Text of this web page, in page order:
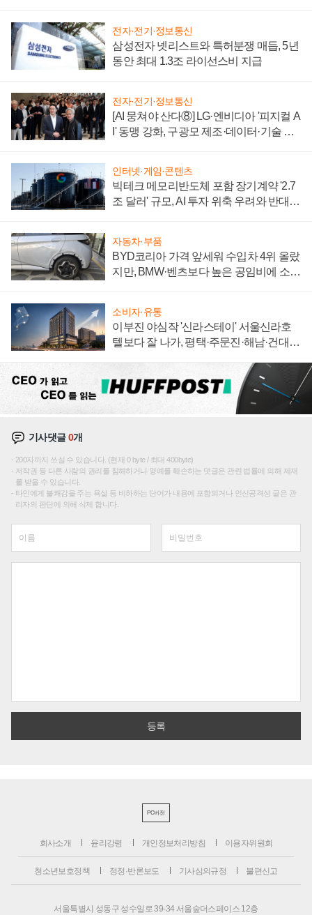
전자·전기·정보통신
삼성전자 넷리스트와 특허분쟁 매듭, 5년
동안 최대 1.3조 라이선스비 지급
전자·전기·정보통신
[AI 뭉쳐야 산다⑧] LG·엔비디아 '피지컬 A
I' 동맹 강화, 구광모 제조·데이터·기술 결
인터넷·게임·콘텐츠
빅테크 메모리반도체 포함 장기계약 '2.7
조 달러' 규모, AI 투자 위축 우려와 반대
자동차·부품
BYD코리아 가격 앞세워 수입차 4위 올랐
지만, BMW·벤츠보다 높은 공임비에 소비
소비자·유통
이부진 야심작 '신라스테이' 서울신라호
텔보다 잘 나가, 평택·주문진·해남·건대로
기사댓글0개
200자까지 쓰실 수 있습니다. (현재 0 byte / 최대 400byte)
저작권 등 다른 사람의 권리를 침해하거나 명예를 훼손하는 댓글은 관련 법률에 의해 제재
를 받을 수 있습니다.
타인에게 불쾌감을 주는 욕설 등 비하하는 단어가 내용에 포함되거나 인신공격성 글은 관
리자의 판단에 의해 삭제 합니다.
PC버전
회사소개 윤리강령 개인정보처리방침 이용자위원회
청소년보호정책 정정·반론보도 기사심의규정 불편신고
서울특별시 성동구 성수일로 39-34 서울숲더스페이스 12층